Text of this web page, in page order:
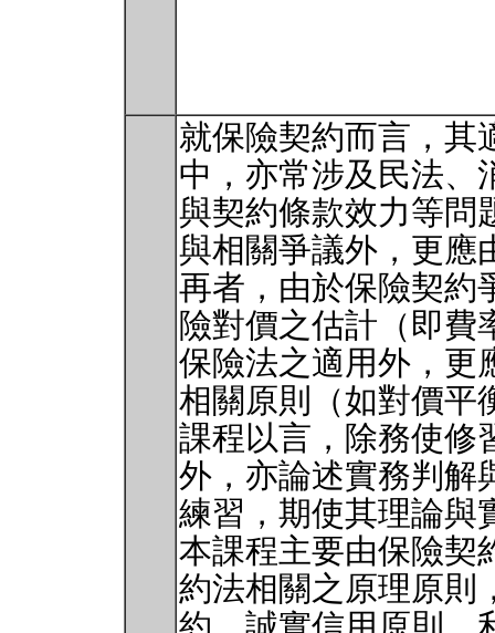
就保險契約而言，其
中，亦常涉及民法、
與契約條款效力等問
與相關爭議外，更應
再者，由於保險契約
險對價之估計（即費
保險法之適用外，更
相關原則（如對價平
課程以言，除務使修
外，亦論述實務判解
練習，期使其理論與
本課程主要由保險契
約法相關之原理原則